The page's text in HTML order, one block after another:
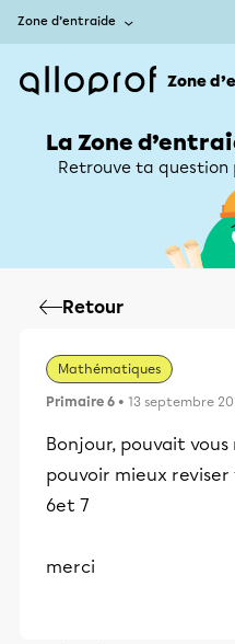
Zone d’entraide
Zone
La Zone
Retrouve ta question
Retour
Mathématiques
Primaire 6 • 13 septembre
Bonjour, pouvait
pouvoir mieux
6et 7
merci